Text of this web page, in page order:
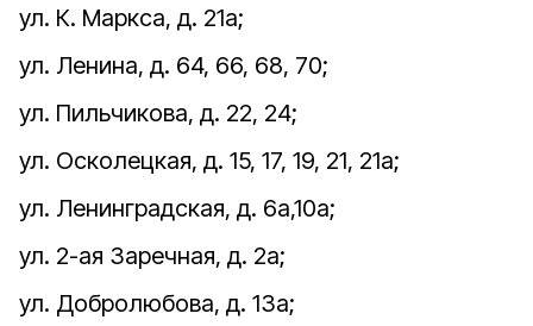
ул. К. Маркса, д. 21а;
ул. Ленина, д. 64, 66, 68, 70;
ул. Пильчикова, д. 22, 24;
ул. Осколецкая, д. 15, 17, 19, 21, 21а;
ул. Ленинградская, д. 6а,10а;
ул. 2-ая Заречная, д. 2а;
ул. Добролюбова, д. 13а;